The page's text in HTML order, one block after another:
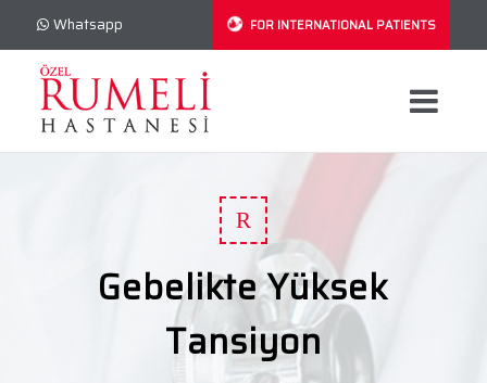
Whatsapp FOR INTERNATIONAL PATIENTS
R
Gebelikte Yüksek
Tansiyon